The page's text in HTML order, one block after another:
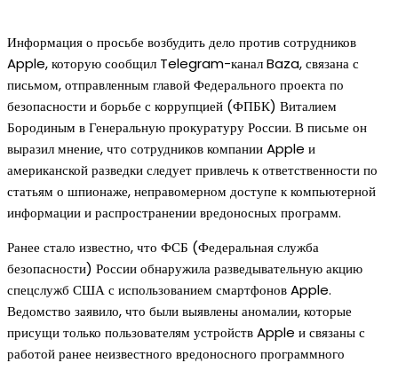
Информация о просьбе возбудить дело против сотрудников
Apple, которую сообщил Telegram-канал Baza, связана с
письмом, отправленным главой Федерального проекта по
безопасности и борьбе с коррупцией (ФПБК) Виталием
Бородиным в Генеральную прокуратуру России. В письме он
выразил мнение, что сотрудников компании Apple и
американской разведки следует привлечь к ответственности по
статьям о шпионаже, неправомерном доступе к компьютерной
информации и распространении вредоносных программ.
Ранее стало известно, что ФСБ (Федеральная служба
безопасности) России обнаружила разведывательную акцию
спецслужб США с использованием смартфонов Apple.
Ведомство заявило, что были выявлены аномалии, которые
присущи только пользователям устройств Apple и связаны с
работой ранее неизвестного вредоносного программного